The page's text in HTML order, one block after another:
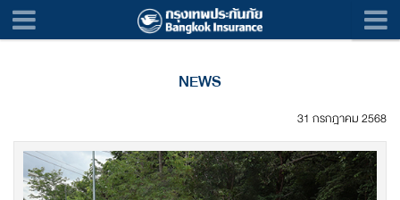
NEWS
31 กรกฎาคม 2568